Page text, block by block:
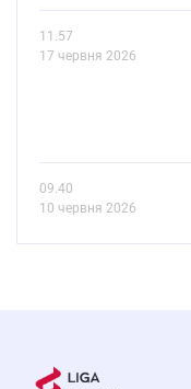
11.57
17 червня 2026
09.40
10 червня 2026